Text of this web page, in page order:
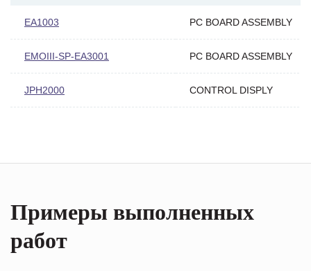
EA1003 PC BOARD ASSEMBLY
EMOIII-SP-EA3001 PC BOARD ASSEMBLY
JPH2000 CONTROL DISPLY
Примеры выполненных
работ